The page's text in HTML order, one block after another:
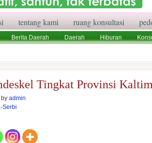
tentang kami ruang konsultasi
Berita Daerah Daerah Hiburan
Tingkat Provinsi
by admin
Serbi